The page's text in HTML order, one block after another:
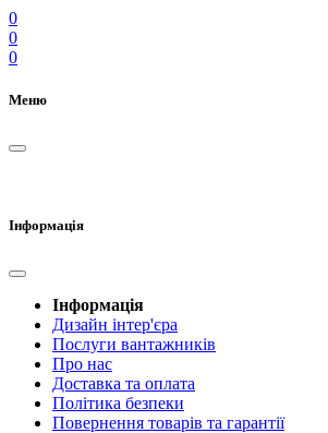
0
0
0
Меню
Інформація
Інформація
Дизайн інтер'єра
Послуги вантажників
Про нас
Доставка та оплата
Політика безпеки
Повернення товарів та гарантії